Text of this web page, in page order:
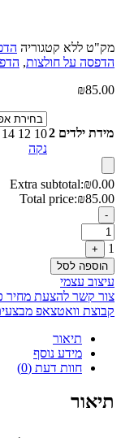
מק"ט ללא קטגוריה
הדפסה על חולצות,
₪85.00
מידת ילדים 2 10
12
14
נקה
Extra subtotal:₪0.00
Total price:₪85.00
Quantity
-
1
+
הוספה לסל
עיצוב עצמי
צור קשר להצעת מחיר
קבוצת וואטצאפ
תיאור
מידע נוסף
חוות דעת (0)
תיאור